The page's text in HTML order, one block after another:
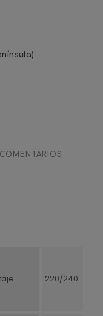
COMENTARIOS
220/240